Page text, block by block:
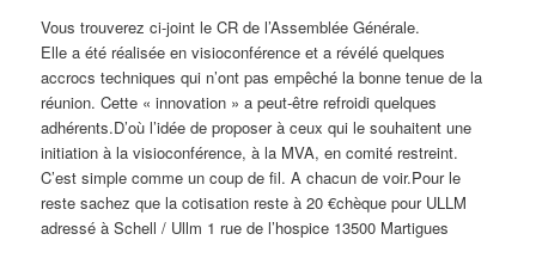
Vous trouverez ci-joint le CR de l’Assemblée Générale.
Elle a été réalisée en visioconférence et a révélé quelques
accrocs techniques qui n’ont pas empêché la bonne tenue de la
réunion. Cette « innovation » a peut-être refroidi quelques
adhérents.D’où l’idée de proposer à ceux qui le souhaitent une
initiation à la visioconférence, à la MVA, en comité restreint.
C’est simple comme un coup de fil. A chacun de voir.Pour le
reste sachez que la cotisation reste à 20 €chèque pour ULLM
adressé à Schell / Ullm 1 rue de l’hospice 13500 Martigues